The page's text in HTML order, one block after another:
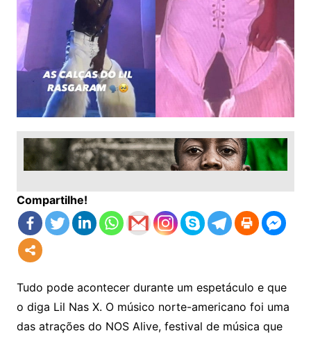
Compartilhe!
Tudo pode acontecer durante um espetáculo e que
o diga Lil Nas X. O músico norte-americano foi uma
das atrações do NOS Alive, festival de música que